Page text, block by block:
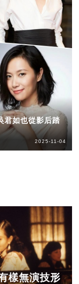
君如也從影后踏
2025-11-04
樣無演技形